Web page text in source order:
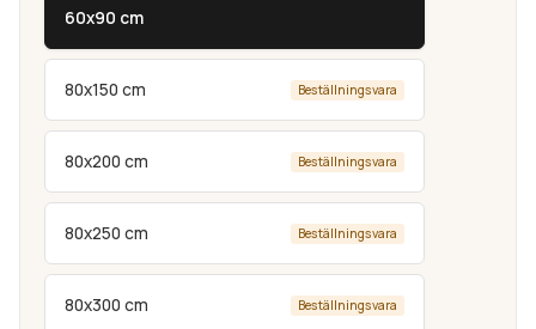
60x90 cm
80x150 cm Beställningsvara
80x200 cm Beställningsvara
80x250 cm Beställningsvara
80x300 cm Beställningsvara